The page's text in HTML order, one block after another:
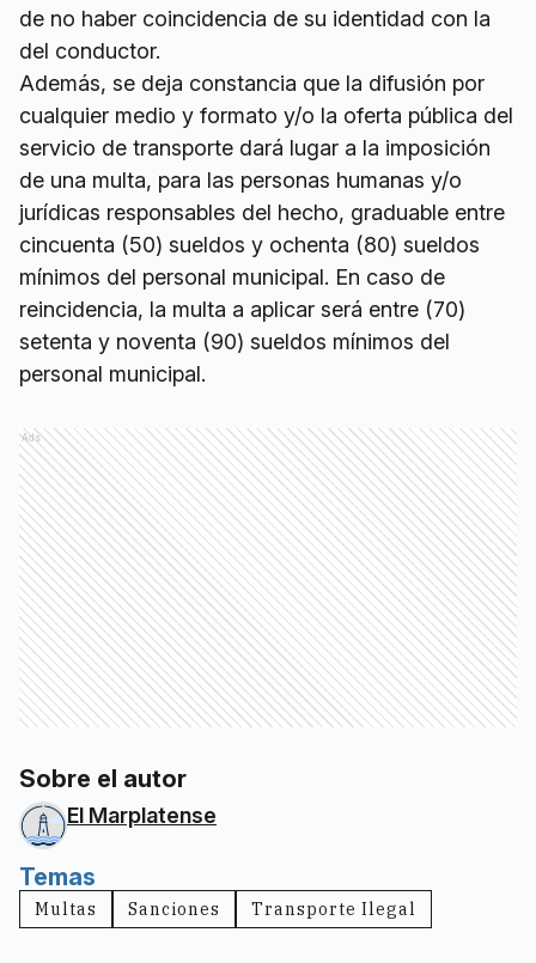
de no haber coincidencia de su identidad con la
del conductor.
Además, se deja constancia que la difusión por
cualquier medio y formato y/o la oferta pública del
servicio de transporte dará lugar a la imposición
de una multa, para las personas humanas y/o
jurídicas responsables del hecho, graduable entre
cincuenta (50) sueldos y ochenta (80) sueldos
mínimos del personal municipal. En caso de
reincidencia, la multa a aplicar será entre (70)
setenta y noventa (90) sueldos mínimos del
personal municipal.
Ads
Sobre el autor
El Marplatense
Temas
Multas Sanciones Transporte Ilegal